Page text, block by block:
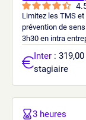
Limitez les TMS
prévention de
3h30 en intra
Inter :
stagiaire
3 heures